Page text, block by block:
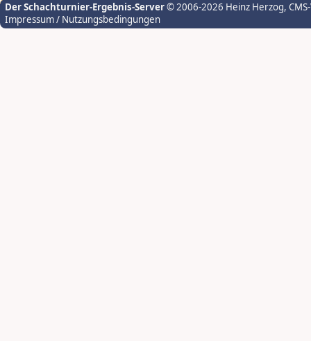
Der Schachturnier-Ergebnis-Server© 2006-2026 Heinz Herzog,
Impressum / Nutzungsbedingungen